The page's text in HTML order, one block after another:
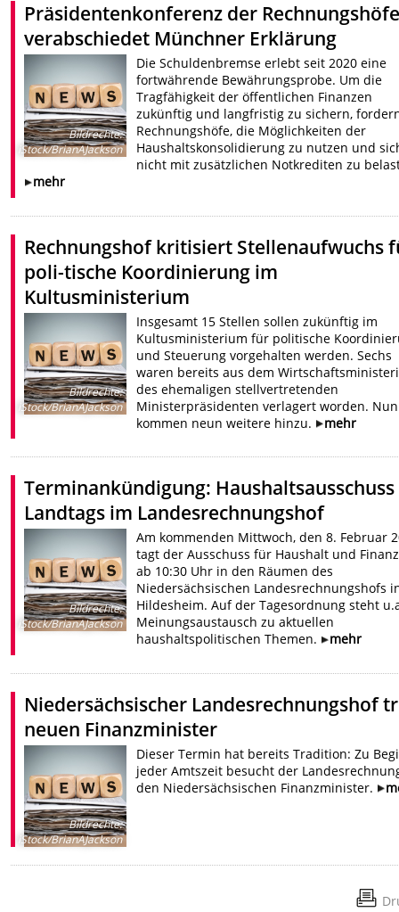
Präsidentenkonferenz der
verabschiedet Münchner Erklärung
Bildrechte:
iStock/BrianAJackson
Die Schuldenbremse erlebt seit 2020 eine
fortwährende Bewährungsprobe. Um die
Tragfähigkeit der öffentlichen Finanzen
zukünftig und langfristig zu sichern,
Rechnungshöfe, die Möglichkeiten der
Haushaltskonsolidierung zu nutzen und
nicht mit zusätzlichen Notkrediten zu
mehr
Rechnungshof kritisiert Stellenaufwuchs
poli-tische Koordinierung im
Kultusministerium
Bildrechte:
iStock/BrianAJackson
Insgesamt 15 Stellen sollen zukünftig im
Kultusministerium für politische
und Steuerung vorgehalten werden. Sechs
waren bereits aus dem
des ehemaligen stellvertretenden
Ministerpräsidenten verlagert worden. Nun
kommen neun weitere hinzu.
mehr
Terminankündigung: Haushaltsausschuss
Landtags im Landesrechnungshof
Bildrechte:
iStock/BrianAJackson
Am kommenden Mittwoch, den 8. Februar
tagt der Ausschuss für Haushalt und
ab 10:30 Uhr in den Räumen des
Niedersächsischen Landesrechnungshofs
Hildesheim. Auf der Tagesordnung steht
Meinungsaustausch zu aktuellen
haushaltspolitischen Themen.
mehr
Niedersächsischer Landesrechnungshof
neuen Finanzminister
Bildrechte:
iStock/BrianAJackson
Dieser Termin hat bereits Tradition: Zu
jeder Amtszeit besucht der
den Niedersächsischen Finanzminister.